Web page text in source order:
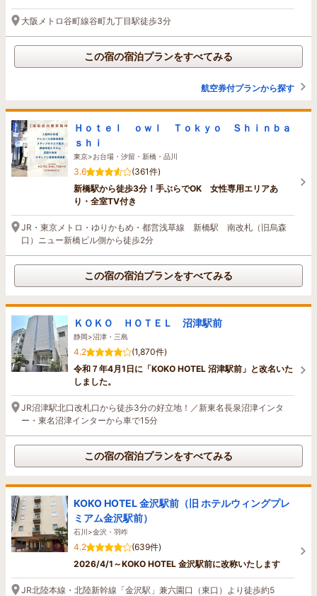
大阪メトロ谷町線谷町九丁目駅徒歩3分
この宿の宿泊プランをすべてみる
航空券付プランから探す
Ｈｏｔｅｌ ｏｗｌ Ｔｏｋｙｏ Ｓｈｉｎｂａ
ｓｈｉ
東京>お台場・汐留・新橋・品川
3.6
(361件)
新橋駅から徒歩3分！手ぶらでOK 女性専用エリアあ
り・全室TV付き
JR・東京メトロ・ゆりかもめ・都営浅草線 新橋駅 南改札（旧烏森
口）ニュー新橋ビル側から徒歩2分
この宿の宿泊プランをすべてみる
ＫＯＫＯ ＨＯＴＥＬ 沼津駅前
静岡>沼津・三島
4.2
(1,870件)
令和７年4月1日に「KOKO HOTEL 沼津駅前」と改名いた
しました。
JR沼津駅北口改札口から徒歩3分の好立地！／新東名長泉沼津インタ
ー・東名沼津インターから車で15分
この宿の宿泊プランをすべてみる
KOKO HOTEL 金沢駅前（旧 ホテルウィングプレ
ミアム金沢駅前）
石川>金沢・羽咋
4.2
(639件)
2026/4/1～KOKO HOTEL 金沢駅前に改称いたします
JR北陸本線・北陸新幹線「金沢駅」兼六園口（東口）より徒歩約5